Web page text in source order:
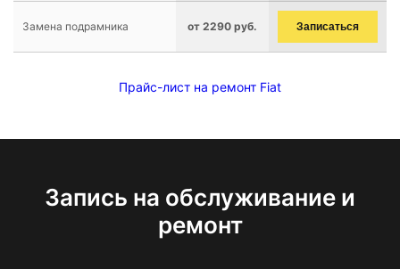
Замена подрамника от 2290 руб. Записаться
Прайс-лист на ремонт Fiat
Запись на обслуживание и
ремонт